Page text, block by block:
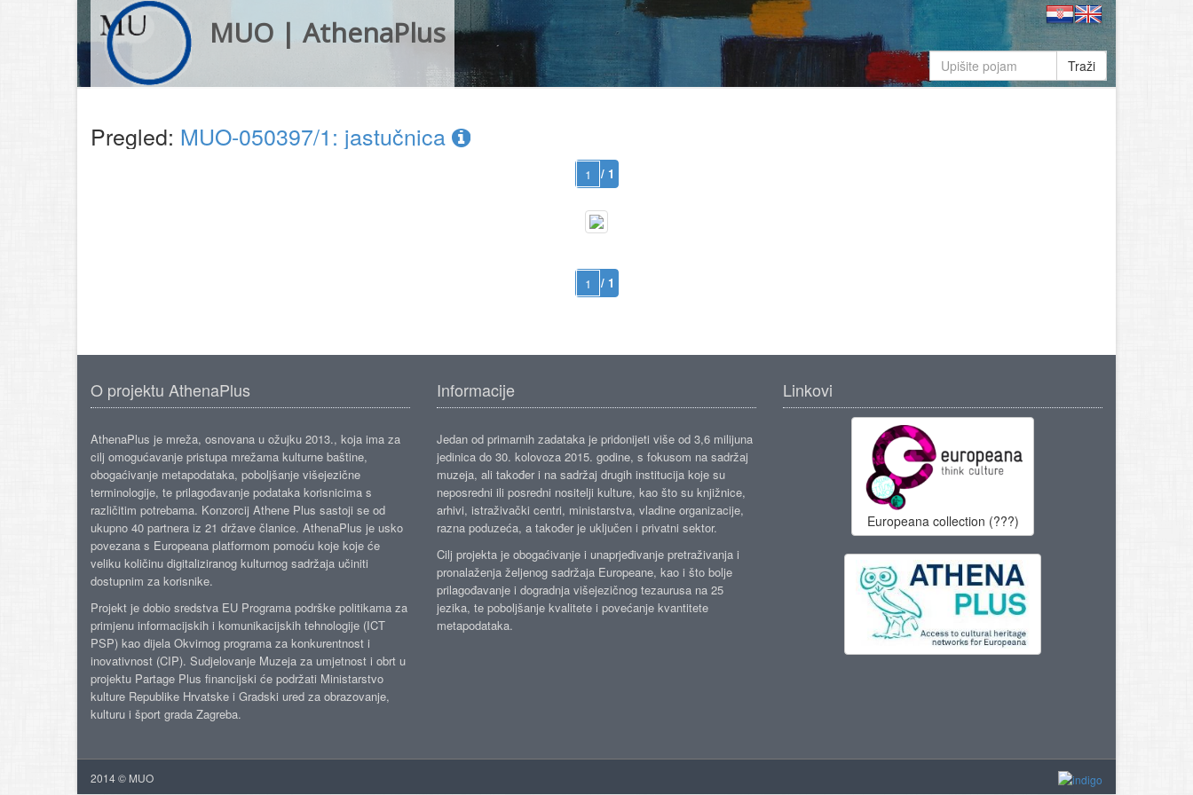
MUO | AthenaPlus
Traži
Pregled: MUO-050397/1: jastučnica
/ 1
/ 1
O projektu AthenaPlus
AthenaPlus je mreža, osnovana u ožujku 2013., koja ima za
cilj omogućavanje pristupa mrežama kulturne baštine,
obogaćivanje metapodataka, poboljšanje višejezične
terminologije, te prilagođavanje podataka korisnicima s
različitim potrebama. Konzorcij Athene Plus sastoji se od
ukupno 40 partnera iz 21 države članice. AthenaPlus je usko
povezana s Europeana platformom pomoću koje koje će
veliku količinu digitaliziranog kulturnog sadržaja učiniti
dostupnim za korisnike.
Projekt je dobio sredstva EU Programa podrške politikama za
primjenu informacijskih i komunikacijskih tehnologije (ICT
PSP) kao dijela Okvirnog programa za konkurentnost i
inovativnost (CIP). Sudjelovanje Muzeja za umjetnost i obrt u
projektu Partage Plus financijski će podržati Ministarstvo
kulture Republike Hrvatske i Gradski ured za obrazovanje,
kulturu i šport grada Zagreba.
Informacije
Jedan od primarnih zadataka je pridonijeti više od 3,6 milijuna
jedinica do 30. kolovoza 2015. godine, s fokusom na sadržaj
muzeja, ali također i na sadržaj drugih institucija koje su
neposredni ili posredni nositelji kulture, kao što su knjižnice,
arhivi, istraživački centri, ministarstva, vladine organizacije,
razna poduzeća, a također je uključen i privatni sektor.
Cilj projekta je obogaćivanje i unaprjeđivanje pretraživanja i
pronalaženja željenog sadržaja Europeane, kao i što bolje
prilagođavanje i dogradnja višejezičnog tezaurusa na 25
jezika, te poboljšanje kvalitete i povećanje kvantitete
metapodataka.
Linkovi
Europeana collection (???)
2014 © MUO